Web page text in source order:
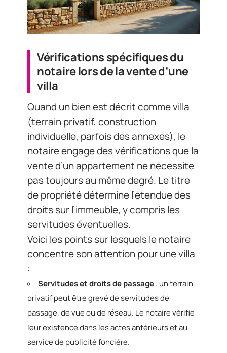
Vérifications spécifiques du
notaire lors de la vente d’une
villa
Quand un bien est décrit comme villa
(terrain privatif, construction
individuelle, parfois des annexes), le
notaire engage des vérifications que la
vente d’un appartement ne nécessite
pas toujours au même degré. Le titre
de propriété détermine l’étendue des
droits sur l’immeuble, y compris les
servitudes éventuelles.
Voici les points sur lesquels le notaire
concentre son attention pour une villa
:
Servitudes et droits de passage: un terrain
privatif peut être grevé de servitudes de
passage, de vue ou de réseau. Le notaire vérifie
leur existence dans les actes antérieurs et au
service de publicité foncière.